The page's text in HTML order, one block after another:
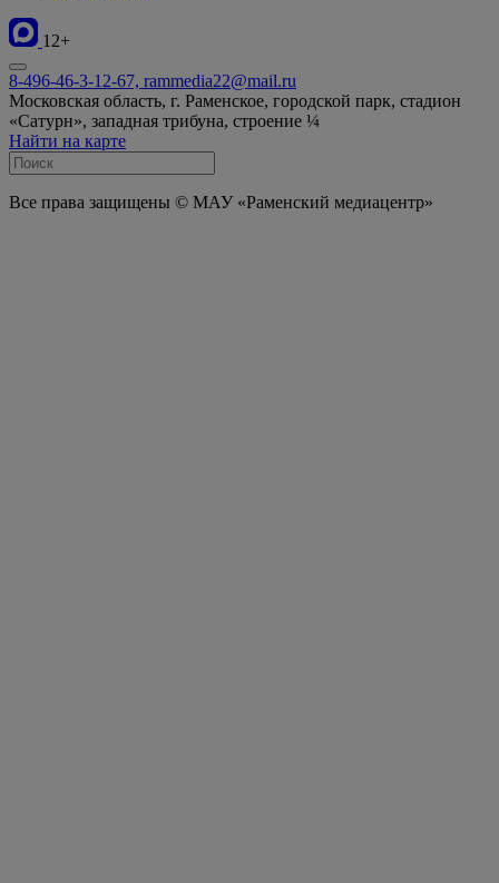
12+
8-496-46-3-12-67, rammedia22@mail.ru
Московская область, г. Раменское, городской парк, стадион
«Сатурн», западная трибуна, строение ¼
Найти на карте
Все права защищены © МАУ «Раменский медиацентр»